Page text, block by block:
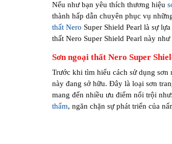
Nếu như bạn yêu thích thương hiệu
thành hấp dẫn chuyên phục vụ
thất Nero Super Shield Pearl là sự
thất Nero Super Shield Pearl này
Sơn ngoại thất Nero Super
Trước khi tìm hiểu cách sử dụng sơn
này đang sở hữu. Đây là loại sơn
mang đến nhiều ưu điểm nổi trội
thấm, ngăn chặn sự phát triển của